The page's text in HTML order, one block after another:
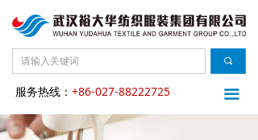
끀
끠
服务热线： +86-027-88222725